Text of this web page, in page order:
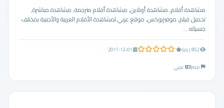
مشاهدة أفلام, مشاهدة أونلاين, مشاهدة أفلام مترجمة, مشاهدة مباشرة,
تحميل فيلم, موفيزبوكس, موقع عربي لمشاهدة الأفلام العربية والأجنبية بمختلف
جنسياته ...
0.0 من 5 نجوم
مصر
عربي